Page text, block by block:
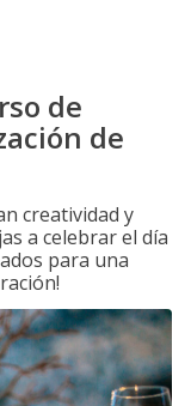
de
de
creatividad y
a celebrar el día
para una